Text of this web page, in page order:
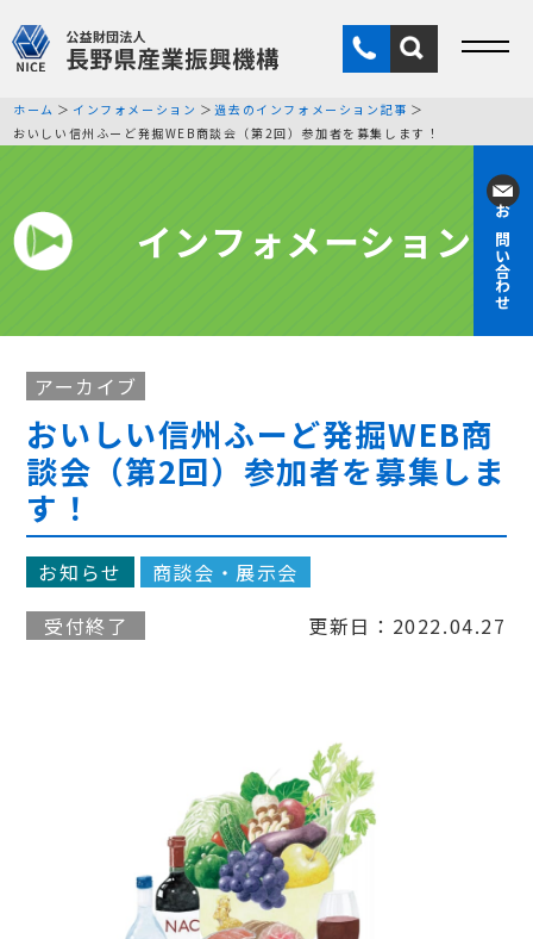
お問い合わせ
ホーム インフォメーション
過去のインフォメーション記事
おいしい信州ふーど発掘WEB商談会（第2回）参加者を募集します！
インフォメーション
アーカイブ
おいしい信州ふーど発掘WEB商
談会（第2回）参加者を募集しま
す！
お知らせ
商談会・展示会
受付終了
更新日：2022.04.27